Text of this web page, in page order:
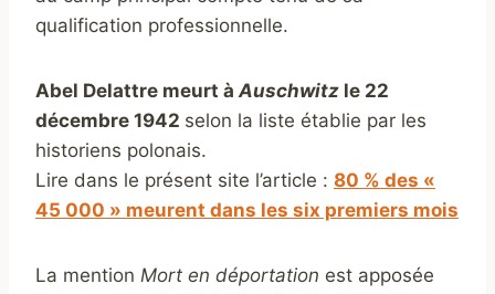
qualification professionnelle.
Abel Delattre meurt à Auschwitz le 22
décembre 1942 selon la liste établie par les
historiens polonais.
Lire dans le présent site l’article : 80 % des «
45 000 » meurent dans les six premiers mois
La mention Mort en déportation est apposée